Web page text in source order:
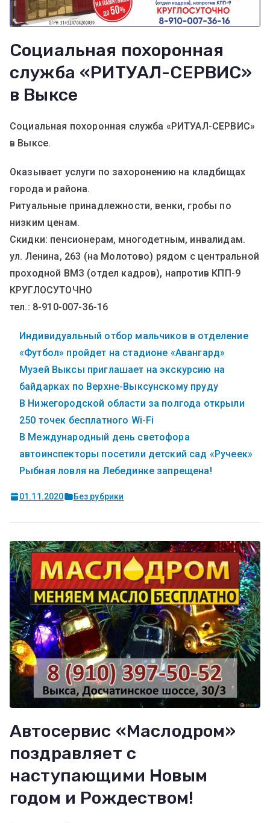
Социальная похоронная
служба «РИТУАЛ-СЕРВИС»
в Выксе
Социальная похоронная служба «РИТУАЛ-СЕРВИС»
в Выксе.
Оказывает услуги по захоронению на кладбищах
города и района.
Ритуальные принадлежности, венки, гробы по
низким ценам.
Скидки: пенсионерам, многодетным, инвалидам.
ул. Ленина, 263 (на Молотово) рядом с центральной
проходной ВМЗ (отдел кадров), напротив КПП-9
КРУГЛОСУТОЧНО
тел.: 8-910-007-36-16
Индивидуальный отбор мальчиков в отделение
«Футбол» пройдет на стадионе «Авангард»
Музей Выксы приглашает на экскурсию на
байдарках по Верхне-Выксунскому пруду
В Нижегородской области за полгода открыли
250 точек бесплатного Wi-Fi
В Международный день светофора
автоинспекторы посетили детский сад «Ручеек»
Рыбная ловля на Лебединке запрещена!
01.11.2020 Без рубрики
Автосервис «Маслодром»
поздравляет с
наступающими Новым
годом и Рождеством!